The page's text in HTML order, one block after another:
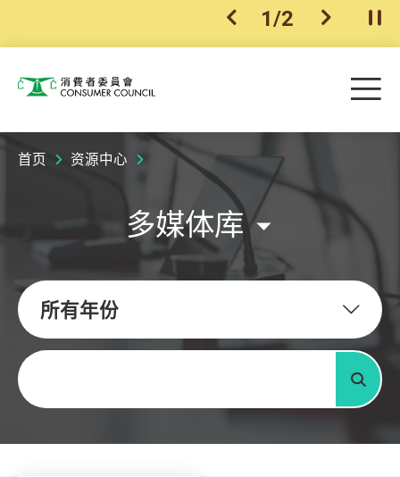
上一个
2/2 下一个开
消费者委员会 目
首页 资源中心
多媒体库
所有年份
关键字
搜寻